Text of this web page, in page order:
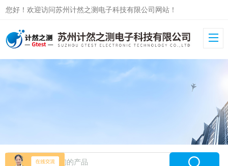
您好！欢迎访问苏州计然之测电子科技有限公司网站！